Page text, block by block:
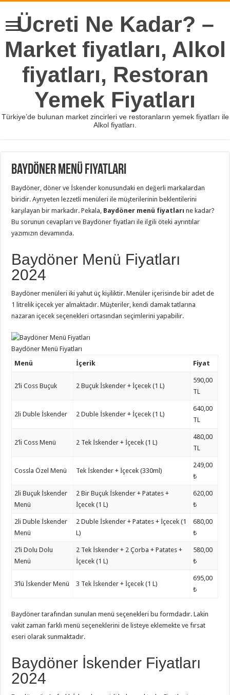
Ücreti Ne Kadar? –
Market fiyatları, Alkol
fiyatları, Restoran
Yemek Fiyatları
Türkiye’de bulunan market zincirleri ve restoranların yemek fiyatları ile
Alkol fiyatları.
Baydöner Menü Fiyatları
Baydöner, döner ve İskender konusundaki en değerli markalardan
biridir. Ayrıyeten lezzetli menüleri ile müşterilerinin beklentilerini
karşılayan bir markadır. Pekala, Baydöner menü fiyatları ne kadar?
Bu sorunun cevapları ve Baydöner fiyatları ile ilgili öteki ayrıntılar
yazımızın devamında.
Baydöner Menü Fiyatları
2024
Baydöner menüleri iki yahut üç kişiliktir. Menüler içerisinde bir adet de
1 litrelik içecek yer almaktadır. Müşteriler, kendi damak tatlarına
nazaran içecek seçenekleri ortasından seçimlerini yapabilir.
Baydöner Menü Fiyatları
Menü
İçerik Fiyat
2’li Coss Buçuk 2 Buçuk İskender + İçecek (1 L)
590,00
TL
2li Duble İskender 2 Duble İskender + İçecek (1 L)
640,00
TL
2’li Coss Menü 2 Tek İskender + İçecek (1 L)
480,00
TL
Cossla Özel Menü Tek İskender + İçecek (330ml)
249,00
₺
2li Buçuk İskender
Menü
2 Bir Buçuk İskender + Patates +
İçecek (1 L)
620,00
₺
2li Duble İskender
Menü
2 Duble İskender + Patates + İçecek (1
L)
680,00
₺
2’li Dolu Dolu
Menü
2 Tek İskender + 2 Çorba + Patates +
İçecek (1 L)
580,00
₺
3’lü İskender Menü 3 Tek İskender + İçecek (1 L)
695,00
₺
Baydöner tarafından sunulan menü seçenekleri bu formdadır. Lakin
vakit zaman farklı menü seçeneklerini de listeye eklemekte ve fırsat
eseri olarak sunmaktadır.
Baydöner İskender Fiyatları
2024